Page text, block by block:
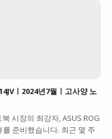
ㅣ2024년7월ㅣ고사양 노
시장의 최강자, ASUS ROG
준비했습니다. 최근 몇 주